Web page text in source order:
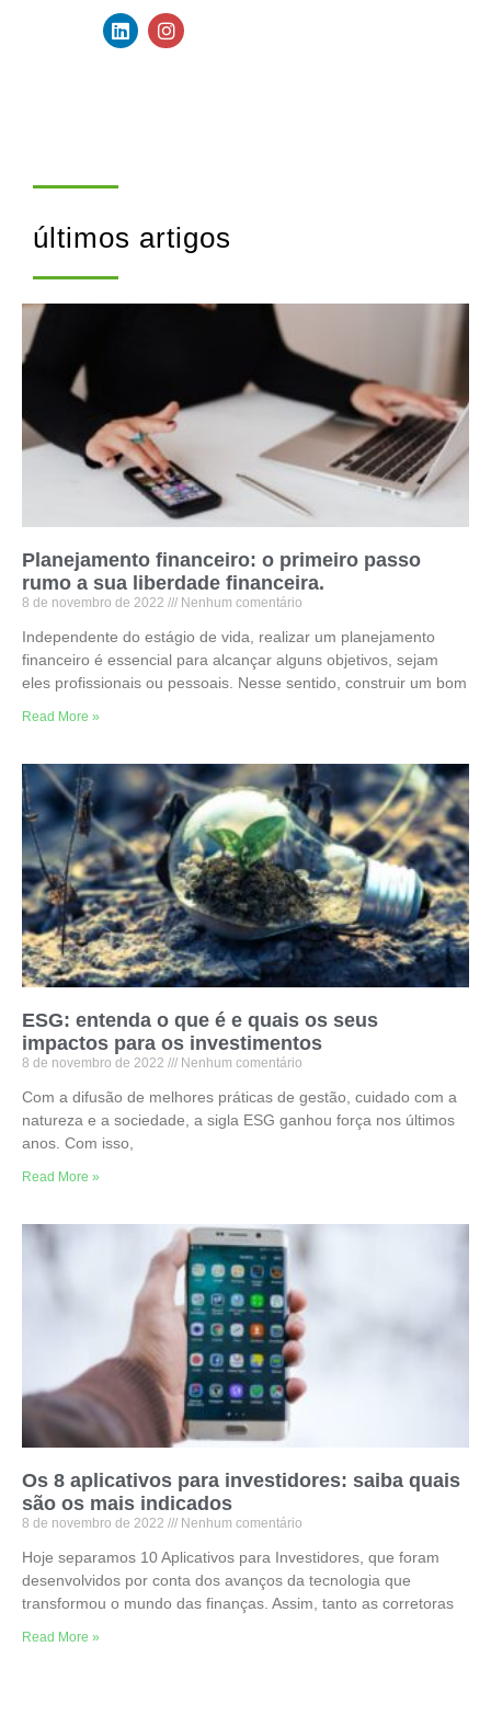
últimos artigos
Planejamento financeiro: o primeiro passo
rumo a sua liberdade financeira.
8 de novembro de 2022 Nenhum comentário
Independente do estágio de vida, realizar um planejamento
financeiro é essencial para alcançar alguns objetivos, sejam
eles profissionais ou pessoais. Nesse sentido, construir um bom
Read More »
ESG: entenda o que é e quais os seus
impactos para os investimentos
8 de novembro de 2022 Nenhum comentário
Com a difusão de melhores práticas de gestão, cuidado com a
natureza e a sociedade, a sigla ESG ganhou força nos últimos
anos. Com isso,
Read More »
Os 8 aplicativos para investidores: saiba quais
são os mais indicados
8 de novembro de 2022 Nenhum comentário
Hoje separamos 10 Aplicativos para Investidores, que foram
desenvolvidos por conta dos avanços da tecnologia que
transformou o mundo das finanças. Assim, tanto as corretoras
Read More »